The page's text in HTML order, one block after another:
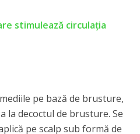
stimulează circulația
pe bază de brusture,
la decoctul de brusture. Se
pe scalp sub formă de